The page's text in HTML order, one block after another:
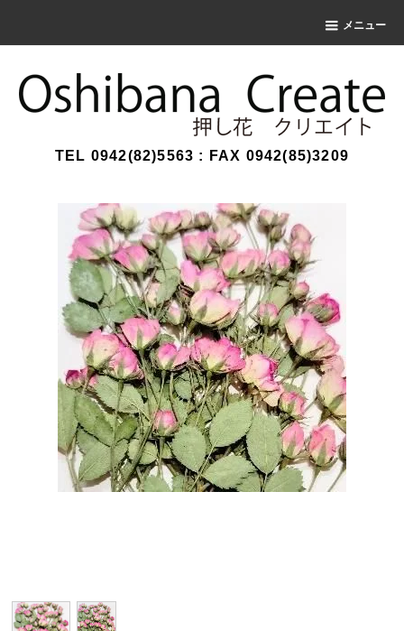
メニュー
TEL 0942(82)5563 : FAX 0942(85)3209